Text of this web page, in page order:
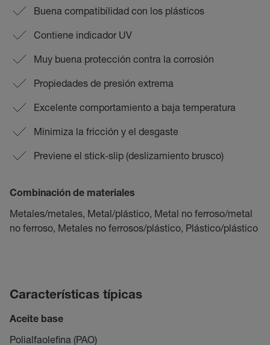
Buena compatibilidad con los plásticos
Contiene indicador UV
Muy buena protección contra la corrosión
Propiedades de presión extrema
Excelente comportamiento a baja temperatura
Minimiza la fricción y el desgaste
Previene el stick-slip (deslizamiento brusco)
Combinación de materiales
Metales/metales, Metal/plástico, Metal no ferroso/metal
no ferroso, Metales no ferrosos/plástico, Plástico/plástico
Características típicas
Aceite base
Polialfaolefina (PAO)